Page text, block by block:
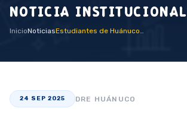
NOTICIA INSTITUCIONAL
InicioNoticias Estudiantes de Huánuco, Yarowilca y Leoncio Prado brillan en la Olimpiada Nacional Escolar de Matemáticas 2025 etapa regional
24 SEP 2025 DRE HUÁNUCO